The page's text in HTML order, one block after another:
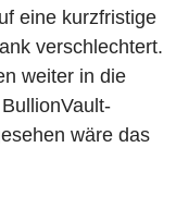
eine kurzfristige
verschlechtert.
weiter in die
wäre das